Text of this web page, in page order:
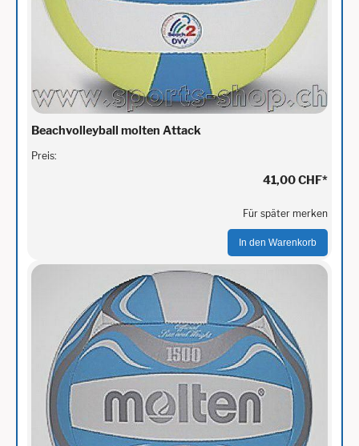
Beachvolleyball molten Attack
Preis:
41,00 CHF*
Für später merken
In den Warenkorb